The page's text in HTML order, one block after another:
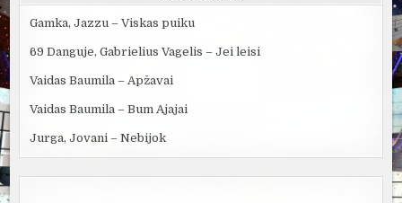
Gamka, Jazzu – Viskas puiku
69 Danguje, Gabrielius Vagelis – Jei leisi
Vaidas Baumila – Apžavai
Vaidas Baumila – Bum Ajajai
Jurga, Jovani – Nebijok